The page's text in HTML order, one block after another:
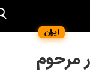
ایران
مرحوم